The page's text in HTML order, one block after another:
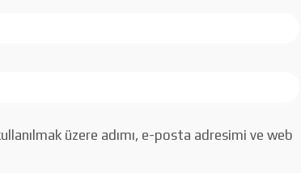
üzere adımı, e-posta adresimi ve web